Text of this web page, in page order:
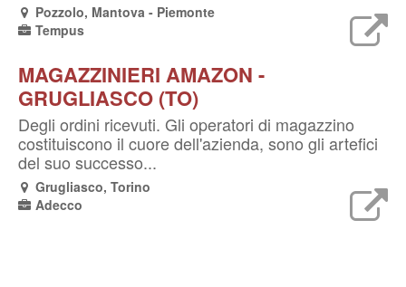
Pozzolo, Mantova - Piemonte
Tempus
MAGAZZINIERI AMAZON -
GRUGLIASCO (TO)
Degli ordini ricevuti. Gli operatori di magazzino
costituiscono il cuore dell'azienda, sono gli artefici
del suo successo...
Grugliasco, Torino
Adecco